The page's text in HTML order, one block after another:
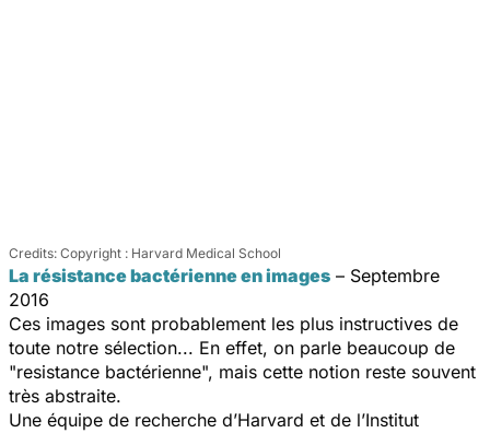
Copyright : Harvard Medical School
La résistance bactérienne en images – Septembre
2016
Ces images sont probablement les plus instructives de
toute notre sélection... En effet, on parle beaucoup de
"resistance bactérienne", mais cette notion reste souvent
très abstraite.
Une équipe de recherche d’Harvard et de l’Institut